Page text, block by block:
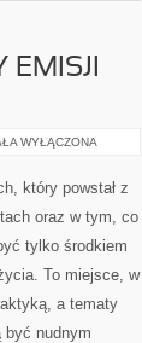
WYŁĄCZONA
który powstał z
oraz w tym, co
tylko środkiem
To miejsce, w
a tematy
być nudnym